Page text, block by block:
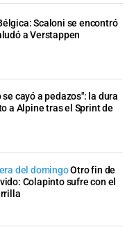
Scaloni se encontró
a Verstappen
se cayó a pedazos": la dura
a Alpine tras el Sprint de
del domingoOtro fin de
Colapinto sufre con el